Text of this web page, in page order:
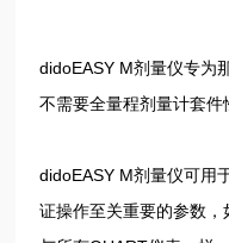
didoEASY M剂量仪专为
不需要全量程剂量计套件
didoEASY M剂量仪可用
证操作至关重要的参数，